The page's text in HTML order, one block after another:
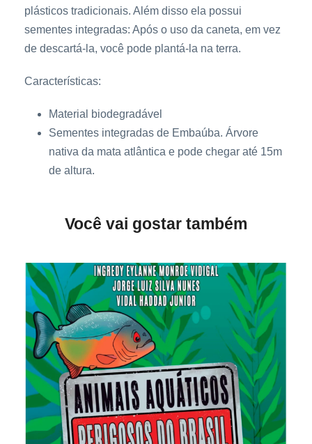
e
plásticos tradicionais. Além disso ela possui
sementes integradas: Após o uso da caneta, em vez
de descartá-la, você pode plantá-la na terra.
Características:
Material biodegradável
Sementes integradas de Embaúba. Árvore
nativa da mata atlântica e pode chegar até 15m
de altura.
Você vai gostar também